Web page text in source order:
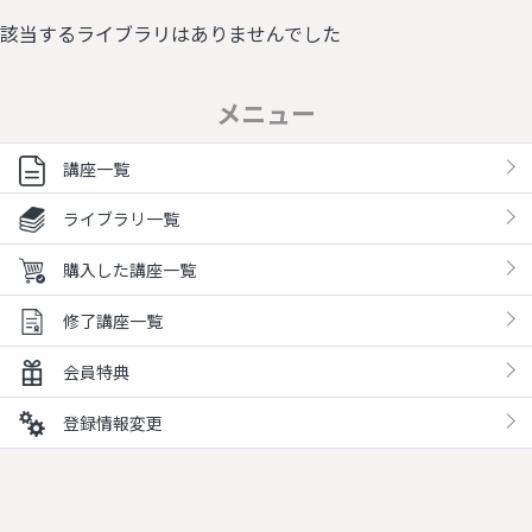
該当するライブラリはありませんでした
メニュー
講座一覧
ライブラリ一覧
購入した講座一覧
修了講座一覧
会員特典
登録情報変更